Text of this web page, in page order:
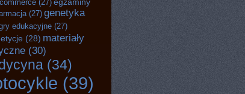
(27)
(27) genetyka
edukacyjne (27)
(28) materiały
(30)
(34)
(39)